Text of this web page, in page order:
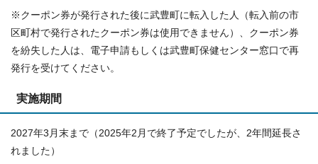
※クーポン券が発行された後に武豊町に転入した人（転入前の市
区町村で発行されたクーポン券は使用できません）、クーポン券
を紛失した人は、電子申請もしくは武豊町保健センター窓口で再
発行を受けてください。
実施期間
2027年3月末まで（2025年2月で終了予定でしたが、2年間延長さ
れました）